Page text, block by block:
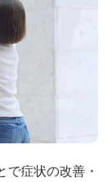
症状の改善・